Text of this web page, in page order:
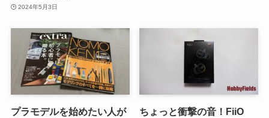
2024年5月3日
プラモデルを始めたい人が
ちょっと衝撃の音！FiiO